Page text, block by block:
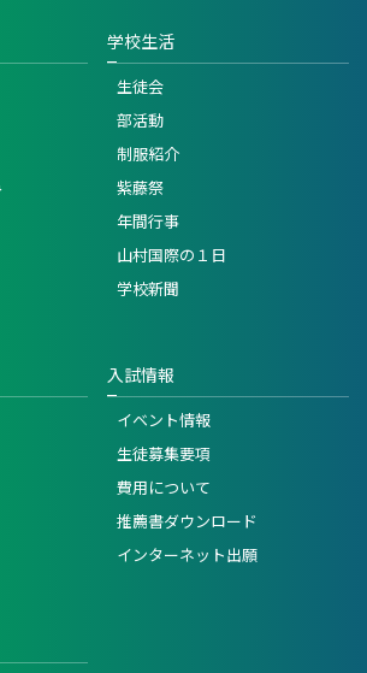
学校生活
生徒会
部活動
制服紹介
紫藤祭
年間行事
山村国際の１日
学校新聞
入試情報
イベント情報
生徒募集要項
費用について
推薦書ダウンロード
インターネット出願